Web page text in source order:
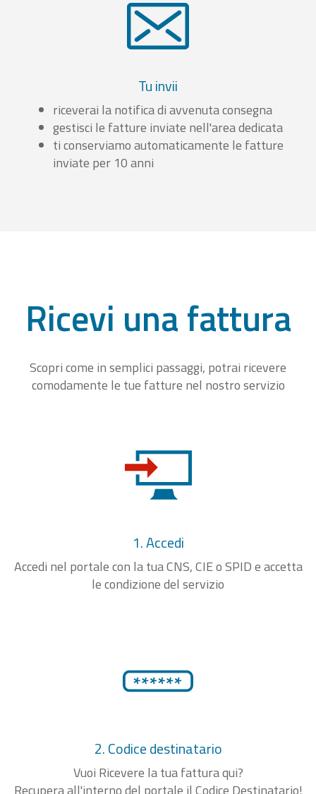
Tu invii
riceverai la notifica di avvenuta consegna
gestisci le fatture inviate nell'area dedicata
ti conserviamo automaticamente le fatture
inviate per 10 anni
Ricevi una fattura
Scopri come in semplici passaggi, potrai ricevere
comodamente le tue fatture nel nostro servizio
1. Accedi
Accedi nel portale con la tua CNS, CIE o SPID e accetta
le condizione del servizio
2. Codice destinatario
Vuoi Ricevere la tua fattura qui?
Recupera all'interno del portale il Codice Destinatario!